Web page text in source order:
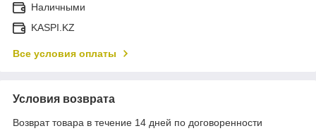
Наличными
KASPI.KZ
Все условия оплаты
Условия возврата
Возврат товара в течение 14 дней по договоренности